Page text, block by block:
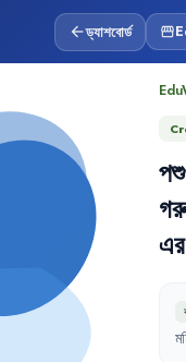
arrow_backড্যাশবোর্ড storefront
এর